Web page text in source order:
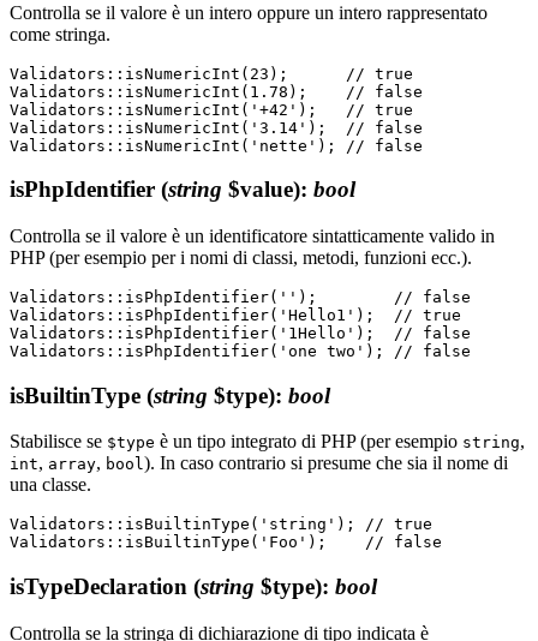
Controlla se il valore è un intero oppure un intero rappresentato
come stringa.
Validators::isNumericInt(23);      // true
Validators::isNumericInt(1.78);    // false
Validators::isNumericInt('+42');   // true
Validators::isNumericInt('3.14');  // false
isPhpIdentifier (string $value): bool
Controlla se il valore è un identificatore sintatticamente valido in
PHP (per esempio per i nomi di classi, metodi, funzioni ecc.).
Validators::isPhpIdentifier('');        // false
Validators::isPhpIdentifier('Hello1');  // true
Validators::isPhpIdentifier('1Hello');  // false
isBuiltinType (string $type): bool
Stabilisce se $type è un tipo integrato di PHP (per esempio string,
int, array, bool). In caso contrario si presume che sia il nome di
una classe.
Validators::isBuiltinType('string'); // true
isTypeDeclaration (string $type): bool
Controlla se la stringa di dichiarazione di tipo indicata è